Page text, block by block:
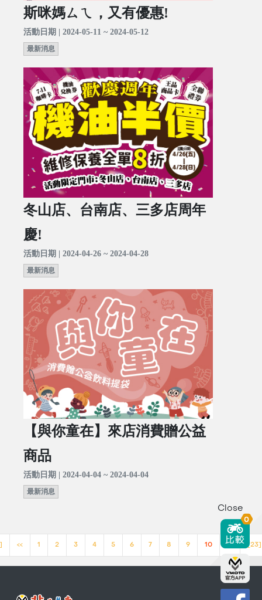
斯咪媽ㄙㄟ，又有優惠!
活動日期 | 2024-05-11 ~ 2024-05-12
最新消息
冬山店、台南店、三多店周年
慶!
活動日期 | 2024-04-26 ~ 2024-04-28
最新消息
【與你童在】來店消費贈公益
商品
活動日期 | 2024-04-04 ~ 2024-04-04
最新消息
<< 1 2 3 4 5 6 7 8 9 10 >> [23]
Close
0